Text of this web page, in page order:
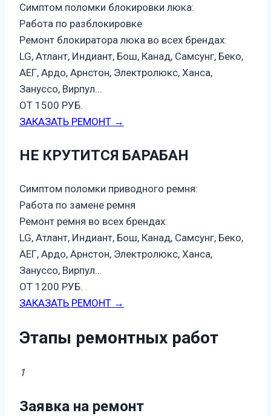
Симптом поломки блокировки люка:
Работа по разблокировке
Ремонт блокиратора люка во всех брендах:
LG, Атлант, Индиант, Бош, Канад, Самсунг, Беко,
АЕГ, Ардо, Арнстон, Электролюкс, Ханса,
Зануссо, Вирпул...
ОТ 1500 РУБ.
ЗАКАЗАТЬ РЕМОНТ →
НЕ КРУТИТСЯ БАРАБАН
Симптом поломки приводного ремня:
Работа по замене ремня
Ремонт ремня во всех брендах:
LG, Атлант, Индиант, Бош, Канад, Самсунг, Беко,
АЕГ, Ардо, Арнстон, Электролюкс, Ханса,
Зануссо, Вирпул...
ОТ 1200 РУБ.
ЗАКАЗАТЬ РЕМОНТ →
Этапы ремонтных работ
1
Заявка на ремонт